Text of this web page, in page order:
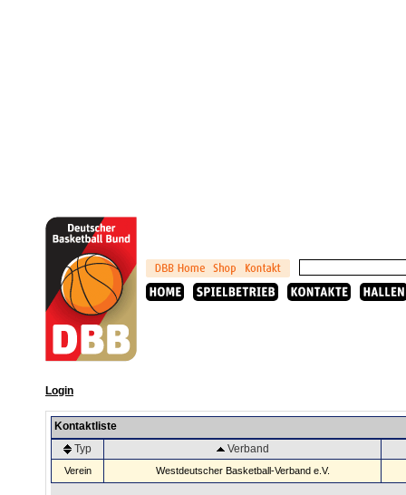
Login
Kontaktliste
Typ
Verband
Verein Westdeutscher Basketball-Verband e.V.